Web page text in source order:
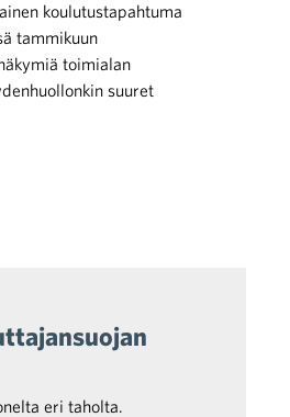
koulutustapahtuma
tammikuun
toimialan
suuret
eri taholta.